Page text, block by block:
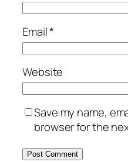
Email*
Website
Save my name,
browser for the